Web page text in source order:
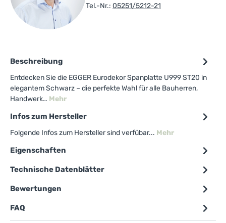
Tel.-Nr.: 05251/5212-21
Beschreibung
Entdecken Sie die EGGER Eurodekor Spanplatte U999 ST20 in
elegantem Schwarz – die perfekte Wahl für alle Bauherren,
Handwerk… Mehr
Infos zum Hersteller
Folgende Infos zum Hersteller sind verfübar... Mehr
Eigenschaften
Technische Datenblätter
Bewertungen
FAQ